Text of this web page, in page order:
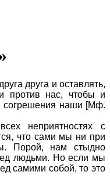
друга и оставлять,
против нас, чтобы и
согрешения наши [Мф.
неприятностях с
что сами мы ни при
Порой, нам стыдно
людьми. Но если мы
самими собой, то это